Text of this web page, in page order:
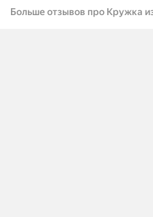
Больше отзывов про Кружка